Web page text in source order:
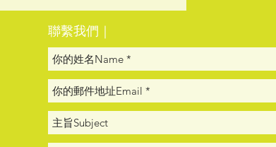
​聯繫我們｜